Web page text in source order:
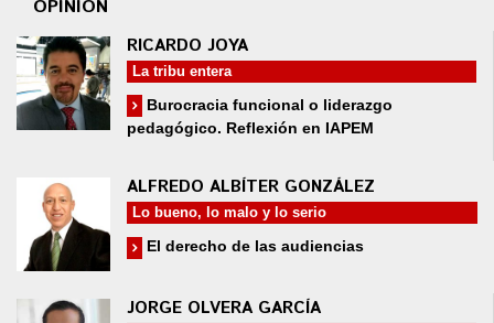
OPINIÓN
RICARDO JOYA
La tribu entera
Burocracia funcional o liderazgo
pedagógico. Reflexión en IAPEM
ALFREDO ALBÍTER GONZÁLEZ
Lo bueno, lo malo y lo serio
El derecho de las audiencias
JORGE OLVERA GARCÍA